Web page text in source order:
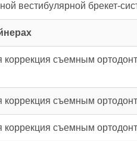
вестибулярной брекет-
коррекция съемным
коррекция съемным
коррекция съемным